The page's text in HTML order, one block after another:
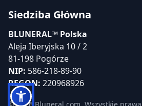
Siedziba Główna
BLUNERAL™ Polska
Aleja Iberyjska 10 / 2
81-198 Pogórze
NIP: 586-218-89-90
REGON: 220968926